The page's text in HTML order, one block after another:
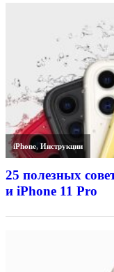
iPhone,Инструкции
25 полезных
и iPhone 11 Pro